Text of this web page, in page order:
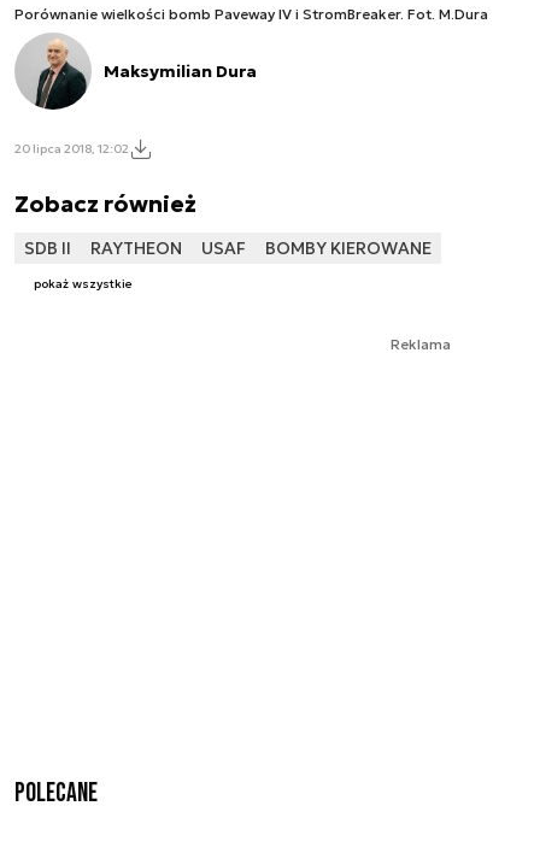
Porównanie wielkości bomb Paveway IV i StromBreaker. Fot. M.Dura
Maksymilian Dura
20 lipca 2018, 12:02
Zobacz również
SDB II RAYTHEON USAF BOMBY KIEROWANE
pokaż wszystkie
Reklama
Polecane